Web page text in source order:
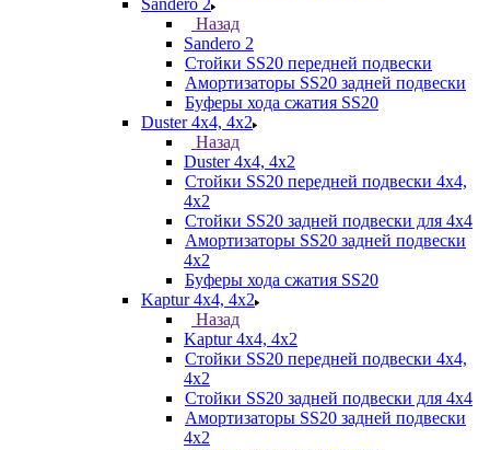
Sandero 2
Назад
Sandero 2
Стойки SS20 передней подвески
Амортизаторы SS20 задней подвески
Буферы хода сжатия SS20
Duster 4х4, 4x2
Назад
Duster 4х4, 4x2
Стойки SS20 передней подвески 4х4,
4x2
Стойки SS20 задней подвески для 4х4
Амортизаторы SS20 задней подвески
4х2
Буферы хода сжатия SS20
Kaptur 4х4, 4х2
Назад
Kaptur 4х4, 4х2
Стойки SS20 передней подвески 4х4,
4x2
Стойки SS20 задней подвески для 4х4
Амортизаторы SS20 задней подвески
4х2